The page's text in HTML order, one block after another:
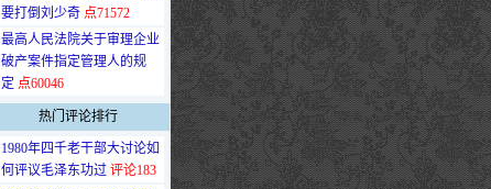
要打倒刘少奇 点71572
最高人民法院关于审理企业
破产案件指定管理人的规
定 点60046
热门评论排行
1980年四千老干部大讨论如
何评议毛泽东功过 评论183